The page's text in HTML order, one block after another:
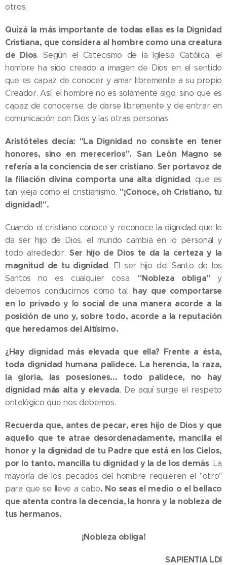
otros.
Quizá la más importante de todas ellas es la Dignidad
Cristiana, que considera al hombre como una creatura
de Dios. Según el Catecismo de la Iglesia Católica, el
hombre ha sido creado a imagen de Dios en el sentido
que es capaz de conocer y amar libremente a su propio
Creador. Así, el hombre no es solamente algo, sino que es
capaz de conocerse, de darse libremente y de entrar en
comunicación con Dios y las otras personas.
Aristóteles decía: "La Dignidad no consiste en tener
honores, sino en merecerlos". San León Magno se
refería a la conciencia de ser cristiano. Ser portavoz de
la filiación divina comporta una alta dignidad, que es
tan vieja como el cristianismo. "¡Conoce, oh Cristiano, tu
dignidad!".
Cuando el cristiano conoce y reconoce la dignidad que le
da ser hijo de Dios, el mundo cambia en lo personal y
todo alrededor. Ser hijo de Dios te da la certeza y la
magnitud de tu dignidad. El ser hijo del Santo de los
Santos no es cualquier cosa. "Nobleza obliga"y
debemos conducirnos como tal; hay que comportarse
en lo privado y lo social de una manera acorde a la
posición de uno y, sobre todo, acorde a la reputación
que heredamos del Altísimo.
¿Hay dignidad más elevada que ella? Frente a ésta,
toda dignidad humana palidece. La herencia, la raza,
la gloria, las posesiones... todo palidece, no hay
dignidad más alta y elevada. De aquí surge el respeto
ontológico que nos debemos.
Recuerda que, antes de pecar, eres hijo de Dios y que
aquello que te atrae desordenadamente, mancilla el
honor y la dignidad de tu Padre que está en los Cielos,
por lo tanto, mancilla tu dignidad y la de los demás. La
mayoría de los pecados del hombre requieren el "otro"
para que se lleve a cabo. No seas el medio o el bellaco
que atenta contra la decencia, la honra y la nobleza de
tus hermanos.
¡Nobleza obliga!
SAPIENTIA LDI